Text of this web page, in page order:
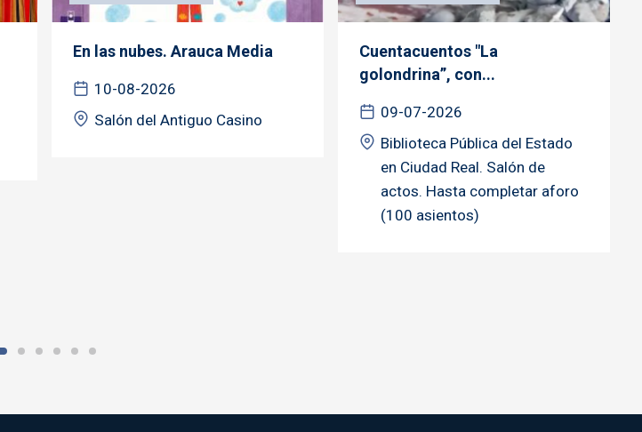
En las nubes. Arauca Media
10-08-2026
Salón del Antiguo Casino
Cuentacuentos "La
golondrina”, con...
09-07-2026
Biblioteca Pública del Estado
en Ciudad Real. Salón de
actos. Hasta completar aforo
(100 asientos)